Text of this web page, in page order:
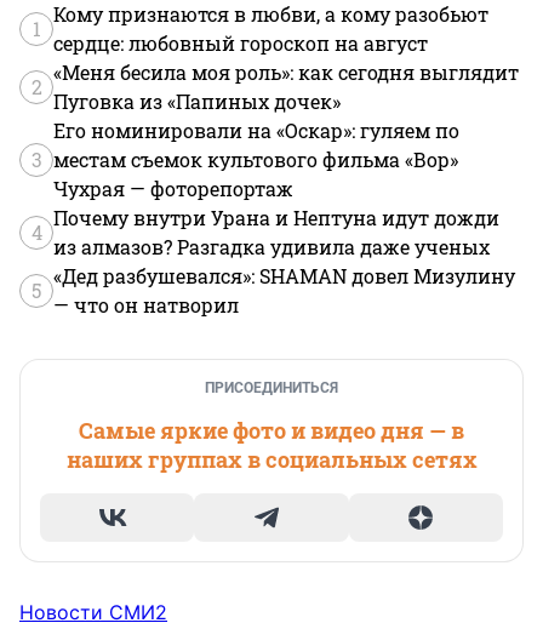
1
Кому признаются в любви, а кому разобьют
сердце: любовный гороскоп на август
2
«Меня бесила моя роль»: как сегодня выглядит
Пуговка из «Папиных дочек»
3
Его номинировали на «Оскар»: гуляем по
местам съемок культового фильма «Вор»
Чухрая — фоторепортаж
4
Почему внутри Урана и Нептуна идут дожди
из алмазов? Разгадка удивила даже ученых
5
«Дед разбушевался»: SHAMAN довел Мизулину
— что он натворил
ПРИСОЕДИНИТЬСЯ
Самые яркие фото и видео дня — в
наших группах в социальных сетях
Новости СМИ2